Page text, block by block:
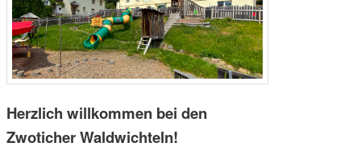
Herzlich willkommen bei den
Zwoticher Waldwichteln!